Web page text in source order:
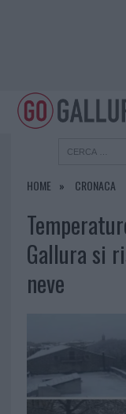
HOME CRONACA
Gallura si
neve